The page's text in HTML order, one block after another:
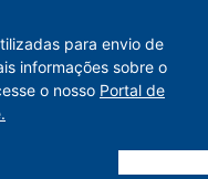
para envio de
informações sobre o
o nosso Portal de